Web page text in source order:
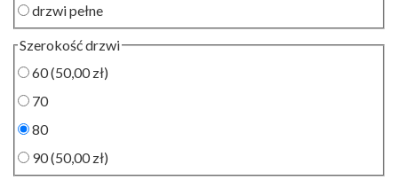
drzwi pełne
Szerokość drzwi
60(50,00 zł)
70
80
90(50,00 zł)